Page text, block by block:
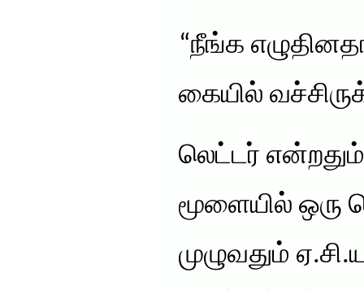
“நீங்க
கையில்
லெட்டர்
மூளையில் ஒரு
முழுவதும்